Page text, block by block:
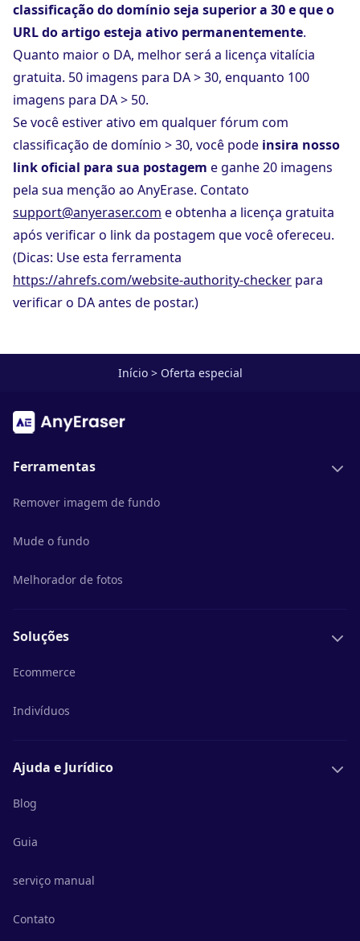
classificação do domínio seja superior a 30 e que o
URL do artigo esteja ativo permanentemente.
Quanto maior o DA, melhor será a licença vitalícia
gratuita. 50 imagens para DA > 30, enquanto 100
imagens para DA > 50.
Se você estiver ativo em qualquer fórum com
classificação de domínio > 30, você pode insira nosso
link oficial para sua postagem e ganhe 20 imagens
pela sua menção ao AnyErase. Contato
support@anyeraser.com e obtenha a licença gratuita
após verificar o link da postagem que você ofereceu.
(Dicas: Use esta ferramenta
https://ahrefs.com/website-authority-checker para
verificar o DA antes de postar.)
Início> Oferta especial
Ferramentas
Remover imagem de fundo
Mude o fundo
Melhorador de fotos
Soluções
Ecommerce
Indivíduos
Ajuda e Jurídico
Blog
Guia
serviço manual
Contato